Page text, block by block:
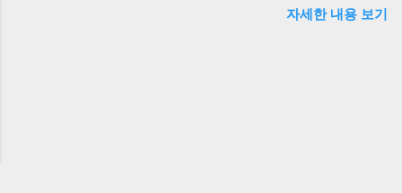
연납이 9.15% 할인으로 가장 유리하며, 시기가
확인하세요. 올 겨울 가장 핫한 스키 여행지에서
자세한 내용 보기